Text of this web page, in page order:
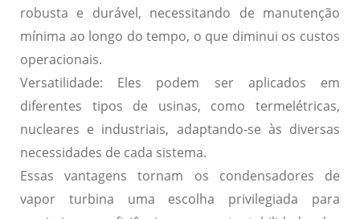
robusta e durável, necessitando de manutenção
mínima ao longo do tempo, o que diminui os custos
operacionais.
Versatilidade: Eles podem ser aplicados em
diferentes tipos de usinas, como termelétricas,
nucleares e industriais, adaptando-se às diversas
necessidades de cada sistema.
Essas vantagens tornam os condensadores de
vapor turbina uma escolha privilegiada para